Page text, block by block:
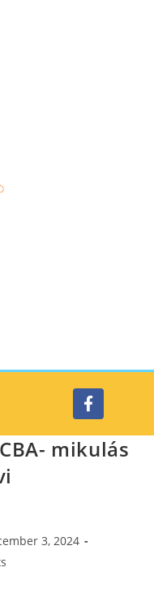
mikulás
3, 2024